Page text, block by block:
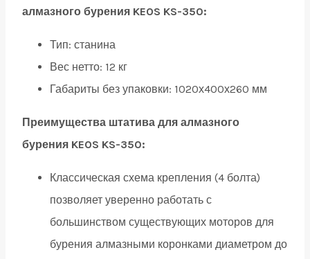
алмазного бурения KEOS KS-350:
Тип: станина
Вес нетто: 12 кг
Габариты без упаковки: 1020х400х260 мм
Преимущества штатива для алмазного
бурения KEOS KS-350:
Классическая схема крепления (4 болта)
позволяет уверенно работать с
большинством существующих моторов для
бурения алмазными коронками диаметром до